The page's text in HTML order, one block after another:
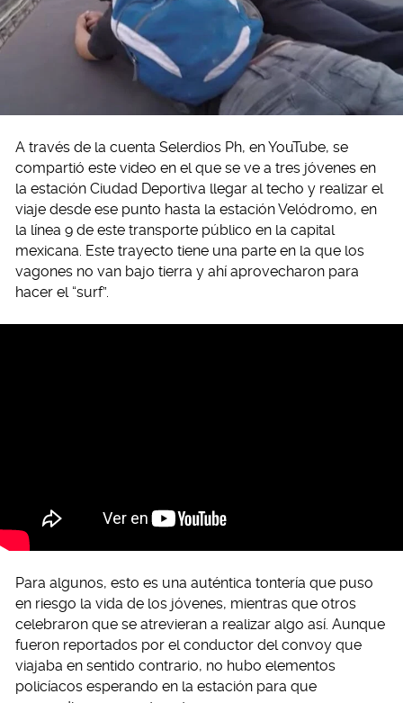
A través de la cuenta Selerdios Ph, en YouTube, se
compartió este video en el que se ve a tres jóvenes en
la estación Ciudad Deportiva llegar al techo y realizar el
viaje desde ese punto hasta la estación Velódromo, en
la línea 9 de este transporte público en la capital
mexicana. Este trayecto tiene una parte en la que los
vagones no van bajo tierra y ahí aprovecharon para
hacer el “surf”.
Para algunos, esto es una auténtica tontería que puso
en riesgo la vida de los jóvenes, mientras que otros
celebraron que se atrevieran a realizar algo así. Aunque
fueron reportados por el conductor del convoy que
viajaba en sentido contrario, no hubo elementos
policíacos esperando en la estación para que